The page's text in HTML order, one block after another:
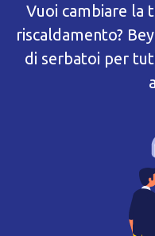
Vuoi cambiare la
riscaldamento?
di serbatoi per